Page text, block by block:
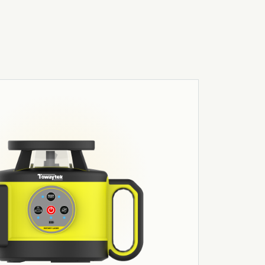
03